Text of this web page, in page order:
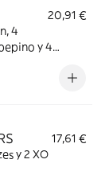
20,91 €
4
y 4
17,61 €
y 2 XO